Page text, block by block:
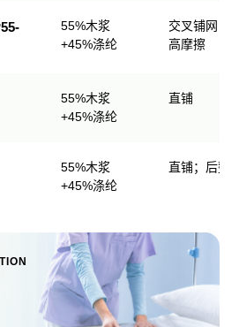
55%木浆
+45%涤纶
交叉铺网；
高摩擦
55%木浆
+45%涤纶
直铺
55%木浆
+45%涤纶
直铺；后整